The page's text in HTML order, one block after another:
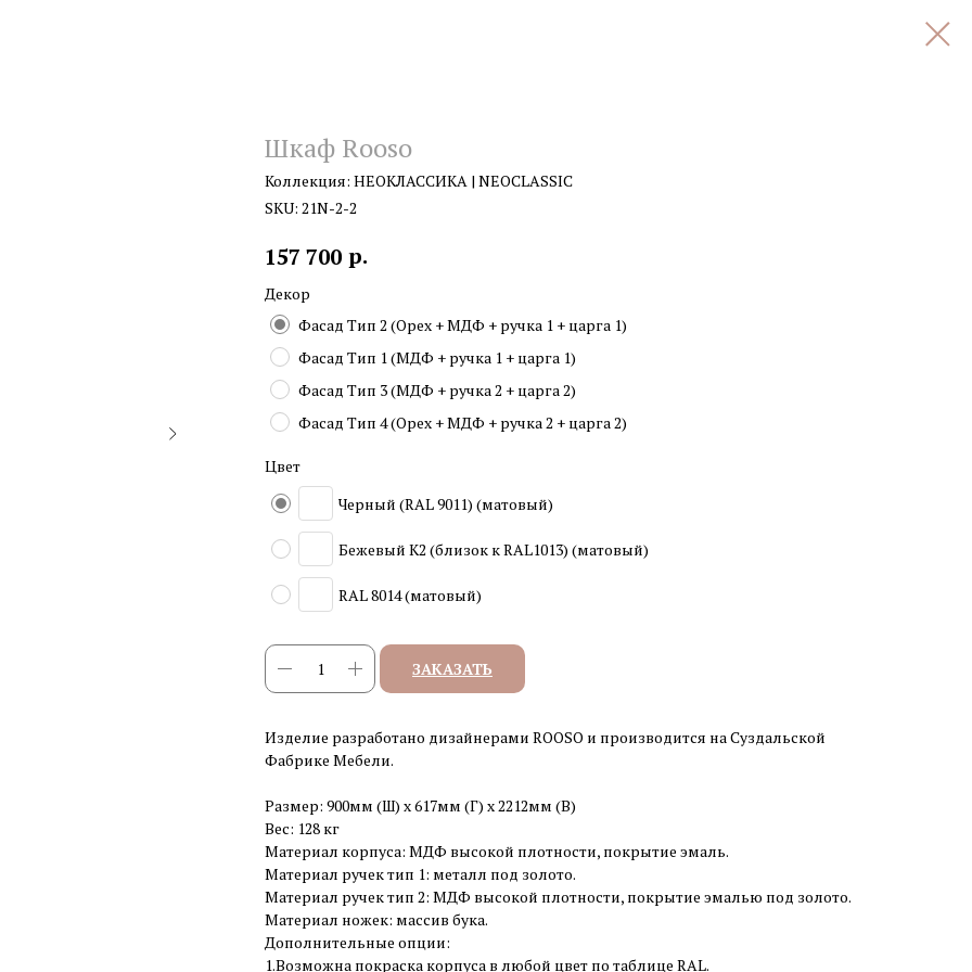
Шкаф Rooso
Коллекция: НЕОКЛАССИКА | NEOCLASSIC
SKU: 21N-2-2
157 700 р.
Декор
Фасад Тип 2 (Орех + МДФ + ручка 1 + царга 1)
Фасад Тип 1 (МДФ + ручка 1 + царга 1)
Фасад Тип 3 (МДФ + ручка 2 + царга 2)
Фасад Тип 4 (Орех + МДФ + ручка 2 + царга 2)
Цвет
Черный (RAL 9011) (матовый)
Бежевый K2 (близок к RAL1013) (матовый)
RAL 8014 (матовый)
ЗАКАЗАТЬ
Изделие разработано дизайнерами ROOSO и производится на Суздальской
Фабрике Мебели.
Размер: 900мм (Ш) x 617мм (Г) x 2212мм (В)
Вес: 128 кг
Материал корпуса: МДФ высокой плотности, покрытие эмаль.
Материал ручек тип 1: металл под золото.
Материал ручек тип 2: МДФ высокой плотности, покрытие эмалью под золото.
Материал ножек: массив бука.
Дополнительные опции:
1.Возможна покраска корпуса в любой цвет по таблице RAL.